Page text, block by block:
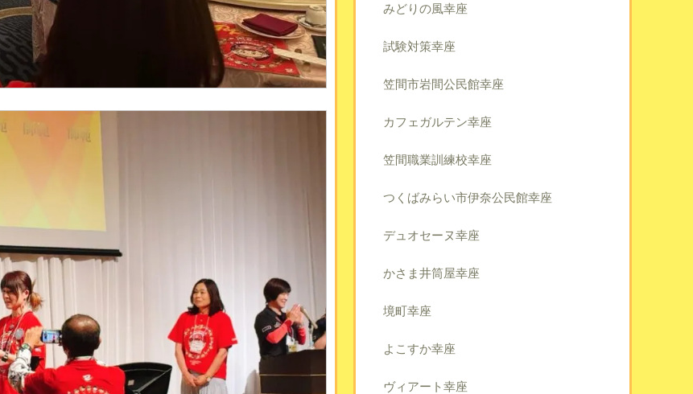
みどりの風幸座
試験対策幸座
笠間市岩間公民館幸座
カフェガルテン幸座
笠間職業訓練校幸座
つくばみらい市伊奈公民館幸座
デュオセーヌ幸座
かさま井筒屋幸座
境町幸座
よこすか幸座
ヴィアート幸座